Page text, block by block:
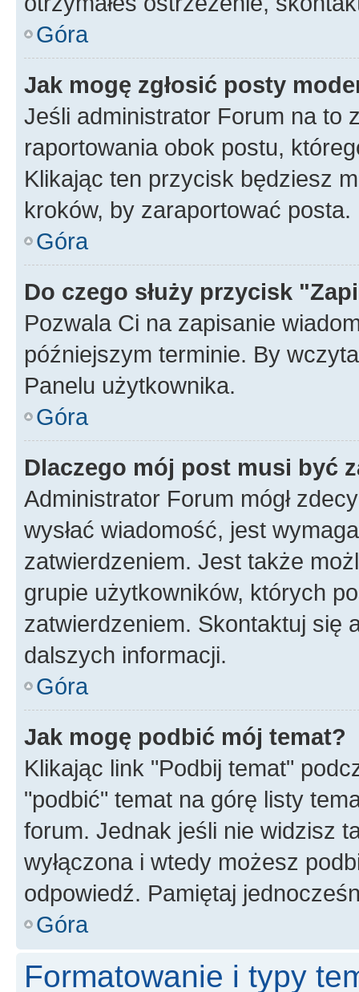
Góra
Jak mogę zgłosić posty
Jeśli administrator Forum na to
raportowania obok postu,
Klikając ten przycisk będziesz
kroków, by zaraportować posta.
Góra
Do czego służy przycisk
Pozwala Ci na zapisanie
późniejszym terminie. By
Panelu użytkownika.
Góra
Dlaczego mój post musi być
Administrator Forum mógł
wysłać wiadomość, jest
zatwierdzeniem. Jest także
grupie użytkowników, których
zatwierdzeniem. Skontaktuj się
dalszych informacji.
Góra
Jak mogę podbić mój temat?
Klikając link "Podbij temat"
"podbić" temat na górę listy
forum. Jednak jeśli nie widzisz
wyłączona i wtedy możesz
odpowiedź. Pamiętaj
Góra
Formatowanie i typy